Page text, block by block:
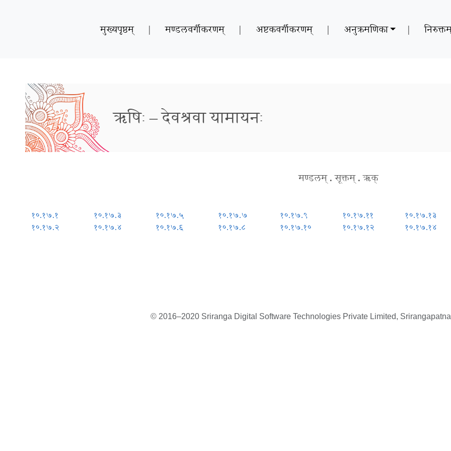
मुख्यपृष्ठम् | मण्डलवर्गीकरणम् | अष्टकवर्गीकरणम् | अनुक्रमणिका |
ऋषिः – देवश्रवा यामायनः
मण्डलम् . सूक्तम् . ऋक्
१०.१७.१
१०.१७.२
१०.१७.३
१०.१७.४
१०.१७.५
१०.१७.६
१०.१७.७
१०.१७.८
१०.१७.९
१०.१७.१०
१०.१७.११
१०.१७.१२
१०.१७.१३
१०.१७.१४
© 2016–2020 Sriranga Digital Software Technologies Private Limited,